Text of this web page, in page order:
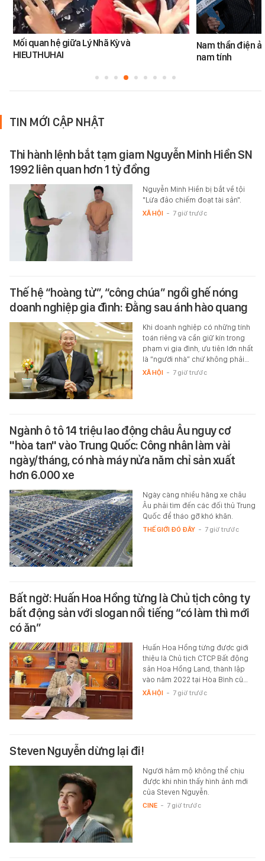
Mối quan hệ giữa Lý Nhã Kỳ và
HIEUTHUHAI
Nam thần điện
nam tính
TIN MỚI CẬP NHẬT
Thi hành lệnh bắt tạm giam Nguyễn Minh Hiền SN
1992 liên quan hơn 1 tỷ đồng
Nguyễn Minh Hiền bị bắt về tội
"Lừa đảo chiếm đoạt tài sản".
XÃ HỘI - 7 giờ trước
Thế hệ “hoàng tử”, “công chúa” ngồi ghế nóng
doanh nghiệp gia đình: Đằng sau ánh hào quang
Khi doanh nghiệp có những tính
toán riêng và cần giữ kín trong
phạm vi gia đình, ưu tiên lớn nhất
là “người nhà” chứ không phải…
XÃ HỘI - 7 giờ trước
Ngành ô tô 14 triệu lao động châu Âu nguy cơ
"hòa tan" vào Trung Quốc: Công nhân làm vài
ngày/tháng, có nhà máy nửa năm chỉ sản xuất
hơn 6.000 xe
Ngày càng nhiều hãng xe châu
Âu phải tìm đến các đối thủ Trung
Quốc để tháo gỡ khó khăn.
THẾ GIỚI ĐÓ ĐÂY - 7 giờ trước
Bất ngờ: Huấn Hoa Hồng từng là Chủ tịch công ty
bất động sản với slogan nổi tiếng “có làm thì mới
có ăn”
Huấn Hoa Hồng từng được giới
thiệu là Chủ tịch CTCP Bất động
sản Hoa Hồng Land, thành lập
vào năm 2022 tại Hòa Bình cũ…
XÃ HỘI - 7 giờ trước
Steven Nguyễn dừng lại đi!
Người hâm mộ không thể chịu
được khi nhìn thấy hình ảnh mới
của Steven Nguyễn.
CINE - 7 giờ trước